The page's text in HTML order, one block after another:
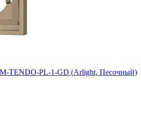
TENDO-PL-1-GD (Arlight, Песочный)